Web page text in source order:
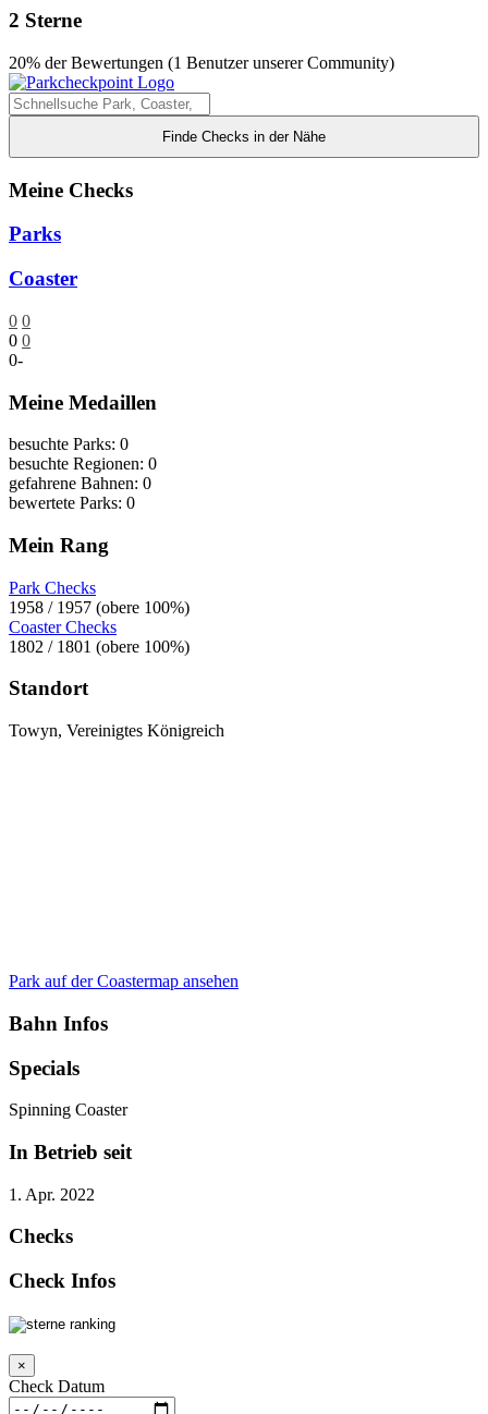
2 Sterne
20% der Bewertungen (1 Benutzer unserer Community)
Finde Checks in der Nähe
Meine Checks
Parks
Coaster
0 0
0 0
0-
Meine Medaillen
besuchte Parks: 0
besuchte Regionen: 0
gefahrene Bahnen: 0
bewertete Parks: 0
Mein Rang
Park Checks
1958 / 1957 (obere 100%)
Coaster Checks
1802 / 1801 (obere 100%)
Standort
Towyn, Vereinigtes Königreich
Park auf der Coastermap ansehen
Bahn Infos
Specials
Spinning Coaster
In Betrieb seit
1. Apr. 2022
Checks
Check Infos
×
Check Datum